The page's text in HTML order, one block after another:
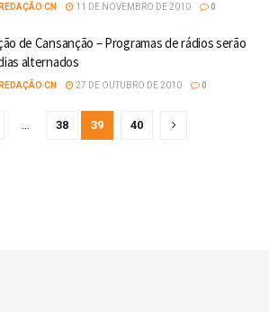
REDAÇÃO CN 11 DE NOVEMBRO DE 2010 0
de Cansanção – Programas de rádios serão
alternados
REDAÇÃO CN 27 DE OUTUBRO DE 2010 0
… 38 39 40